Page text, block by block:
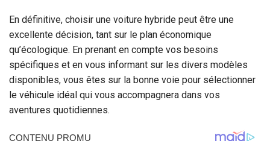
En définitive, choisir une voiture hybride peut être une
excellente décision, tant sur le plan économique
qu’écologique. En prenant en compte vos besoins
spécifiques et en vous informant sur les divers modèles
disponibles, vous êtes sur la bonne voie pour sélectionner
le véhicule idéal qui vous accompagnera dans vos
aventures quotidiennes.